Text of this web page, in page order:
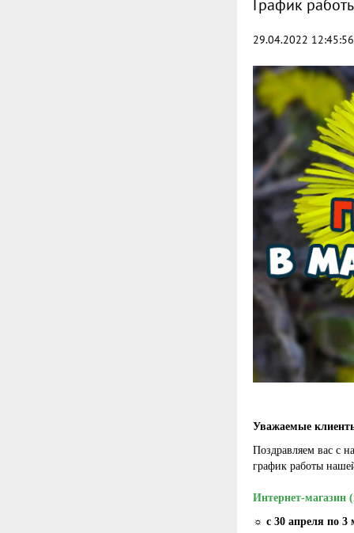
График
29.04.2022 12:45:56
Уважаемые
Поздравляем вас с
график работы
Интернет-магазин
☼ с 30 апреля по 3